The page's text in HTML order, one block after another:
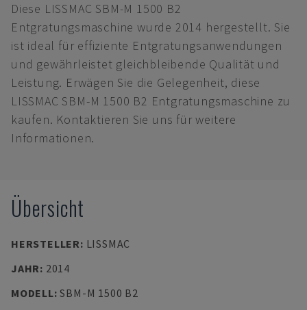
Diese LISSMAC SBM-M 1500 B2
Entgratungsmaschine wurde 2014 hergestellt. Sie
ist ideal für effiziente Entgratungsanwendungen
und gewährleistet gleichbleibende Qualität und
Leistung. Erwägen Sie die Gelegenheit, diese
LISSMAC SBM-M 1500 B2 Entgratungsmaschine zu
kaufen. Kontaktieren Sie uns für weitere
Informationen.
Übersicht
HERSTELLER: LISSMAC
JAHR: 2014
MODELL:SBM-M 1500 B2